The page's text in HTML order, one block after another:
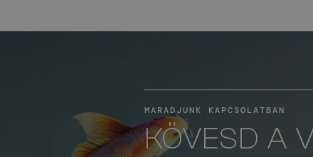
MARADJUNK KAPCSOLATBAN
KÖVESD A